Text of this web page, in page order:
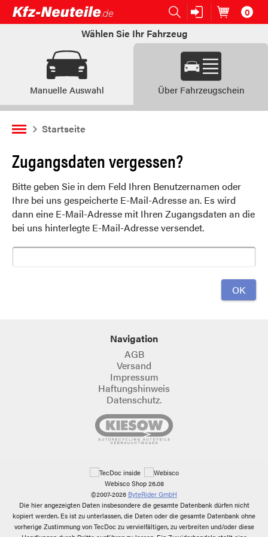
Open submenu (Ersatzteile:)
Ersatzteile: Artikel im
0
Wählen Sie Ihr Fahrzeug
Manuelle Auswahl Über Fahrzeugschein
Startseite
Zugangsdaten vergessen?
Bitte geben Sie in dem Feld Ihren Benutzernamen oder
Ihre bei uns gespeicherte E-Mail-Adresse an. Es wird
dann eine E-Mail-Adresse mit Ihren Zugangsdaten an die
bei uns hinterlegte E-Mail-Adresse versendet.
Navigation
AGB
Versand
Impressum
Haftungshinweis
Datenschutz.
Webisco Shop 26.08
©2007-2026 ByteRider GmbH
Die hier angezeigten Daten insbesondere die gesamte Datenbank dürfen nicht
kopiert werden. Es ist zu unterlassen, die Daten oder die gesamte Datenbank ohne
vorherige Zustimmung von TecDoc zu vervielfältigen, zu verbreiten und/oder diese